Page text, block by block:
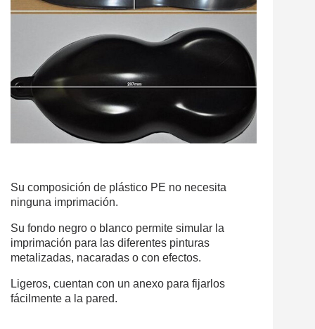
Su composición de plástico PE no necesita
ninguna imprimación.
Su fondo negro o blanco permite simular la
imprimación para las diferentes pinturas
metalizadas, nacaradas o con efectos.
Ligeros, cuentan con un anexo para fijarlos
fácilmente a la pared.